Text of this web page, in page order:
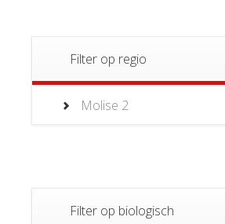
Filter op regio
Molise 2
Filter op biologisch